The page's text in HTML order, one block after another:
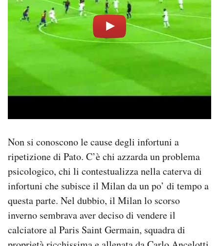
Non si conoscono le cause degli infortuni a
ripetizione di Pato. C’è chi azzarda un problema
psicologico, chi li contestualizza nella caterva di
infortuni che subisce il Milan da un po’ di tempo a
questa parte. Nel dubbio, il Milan lo scorso
inverno sembrava aver deciso di vendere il
calciatore al Paris Saint Germain, squadra di